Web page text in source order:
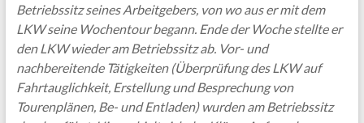
Betriebssitz seines Arbeitgebers, von wo aus er mit dem
LKW seine Wochentour begann. Ende der Woche stellte er
den LKW wieder am Betriebssitz ab. Vor- und
nachbereitende Tätigkeiten (Überprüfung des LKW auf
Fahrtauglichkeit, Erstellung und Besprechung von
Tourenplänen, Be- und Entladen) wurden am Betriebssitz